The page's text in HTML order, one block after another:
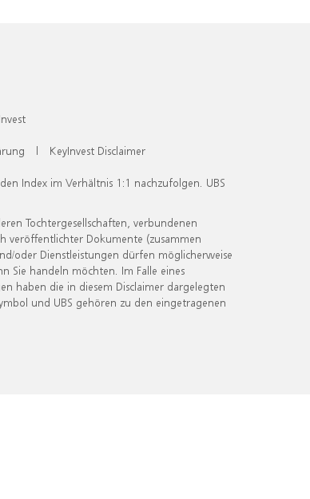
| KeyInvest Disclaimer
Index im Verhältnis 1:1 nachzufolgen. UBS
Tochtergesellschaften, verbundenen
veröffentlichter Dokumente (zusammen
oder Dienstleistungen dürfen möglicherweise
Sie handeln möchten. Im Falle eines
haben die in diesem Disclaimer dargelegten
und UBS gehören zu den eingetragenen